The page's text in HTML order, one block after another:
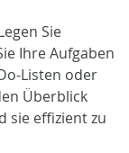
Sie
Ihre Aufgaben
Listen oder
Überblick
sie effizient zu